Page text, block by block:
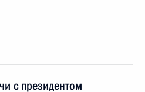
с президентом